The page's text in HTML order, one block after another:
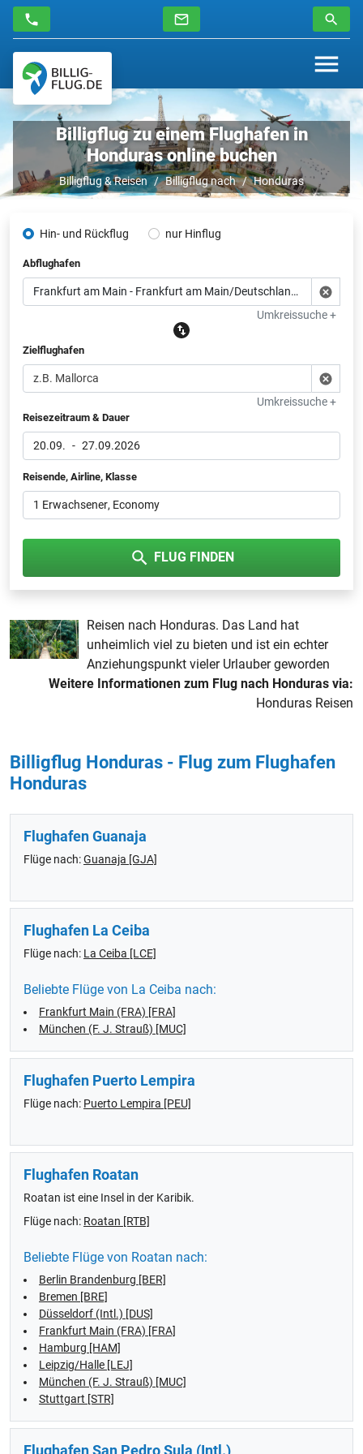
Billigflug zu einem Flughafen in
Honduras online buchen
Billigflug & Reisen Billigflug nach Honduras
Hin- und Rückflug nur Hinflug
Abflughafen
Umkreissuche +
Zielflughafen
Umkreissuche +
Reisezeitraum & Dauer
20.09. - 27.09.2026
Reisende, Airline, Klasse
1 Erwachsener, Economy
FLUG FINDEN
Reisen nach Honduras. Das Land hat
unheimlich viel zu bieten und ist ein echter
Anziehungspunkt vieler Urlauber geworden
Weitere Informationen zum Flug nach Honduras via:
Honduras Reisen
Billigflug Honduras - Flug zum Flughafen
Honduras
Flughafen Guanaja
Flüge nach:Guanaja [GJA]
Flughafen La Ceiba
Flüge nach: La Ceiba [LCE]
Beliebte Flüge von La Ceiba nach:
Frankfurt Main (FRA) [FRA]
München (F. J. Strauß) [MUC]
Flughafen Puerto Lempira
Flüge nach: Puerto Lempira [PEU]
Flughafen Roatan
Roatan ist eine Insel in der Karibik.
Flüge nach: Roatan [RTB]
Beliebte Flüge von Roatan nach:
Berlin Brandenburg [BER]
Bremen [BRE]
Düsseldorf (Intl.) [DUS]
Frankfurt Main (FRA) [FRA]
Hamburg [HAM]
Leipzig/Halle [LEJ]
München (F. J. Strauß) [MUC]
Stuttgart [STR]
Flughafen San Pedro Sula (Intl.)